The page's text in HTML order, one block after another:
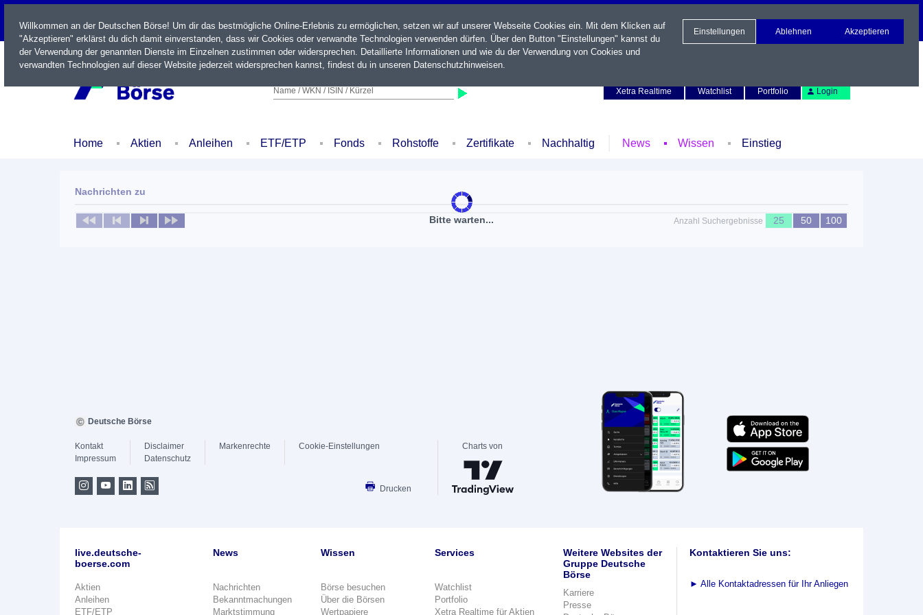
LIVE
Name / WKN / ISIN / Kürzel
Xetra Realtime
Watchlist Portfolio Login
Home Aktien Anleihen ETF/ETP Fonds Rohstoffe Zertifikate Nachhaltig News Wissen Einstieg
Bitte warten...
Nachrichten zu
Keine News verfügbar Anzahl Suchergebnisse 25 50 100
Willkommen an der Deutschen Börse! Um dir das bestmögliche Online-Erlebnis zu ermöglichen, setzen wir auf unserer Webseite Cookies ein. Mit dem Klicken auf
"Akzeptieren" erklärst du dich damit einverstanden, dass wir Cookies oder verwandte Technologien verwenden dürfen. Über den Button "Einstellungen" kannst du
der Verwendung der genannten Dienste im Einzelnen zustimmen oder widersprechen. Detaillierte Informationen und wie du der Verwendung von Cookies und
verwandten Technologien auf dieser Website jederzeit widersprechen kannst, findest du in unseren Datenschutzhinweisen.
Einstellungen Ablehnen Akzeptieren
Deutsche Börse
Kontakt
Impressum
Disclaimer
Datenschutz
Markenrechte Cookie-Einstellungen
Drucken
Charts von
live.deutsche-
boerse.com
Aktien
Anleihen
ETF/ETP
News
Nachrichten
Bekanntmachungen
Marktstimmung
Wissen
Börse besuchen
Über die Börsen
Wertpapiere
Services
Watchlist
Portfolio
Xetra Realtime für Aktien
Weitere Websites der
Gruppe Deutsche
Börse
Karriere
Presse
Kontaktieren Sie uns:
► Alle Kontaktadressen für Ihr Anliegen